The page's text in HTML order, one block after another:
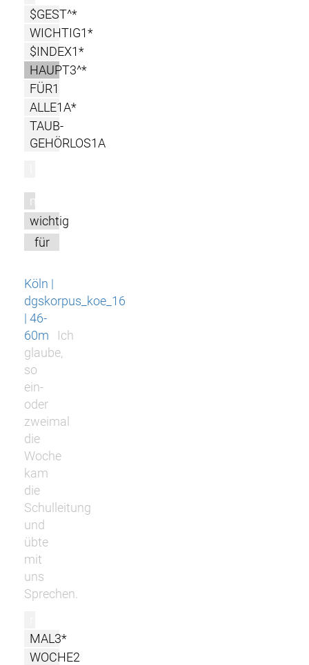
$GEST^*
WICHTIG1*
$INDEX1*
HAUPT3^*
FÜR1
ALLE1A*
TAUB-
GEHÖRLOS1A
m
wichtig
für
Köln |
dgskorpus_koe_16
| 46-
60m
Ich
glaube,
so
ein-
oder
zweimal
die
Woche
kam
die
Schulleitung
und
übte
mit
uns
Sprechen.
MAL3*
WOCHE2